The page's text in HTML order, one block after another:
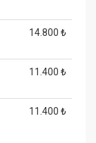
14.800 ₺
11.400 ₺
11.400 ₺